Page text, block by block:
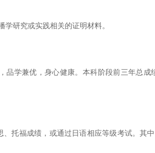
研究或实践相关的证明材料。
品学兼优，身心健康。本科阶段前三年总
托福成绩，或通过日语相应等级考试。其